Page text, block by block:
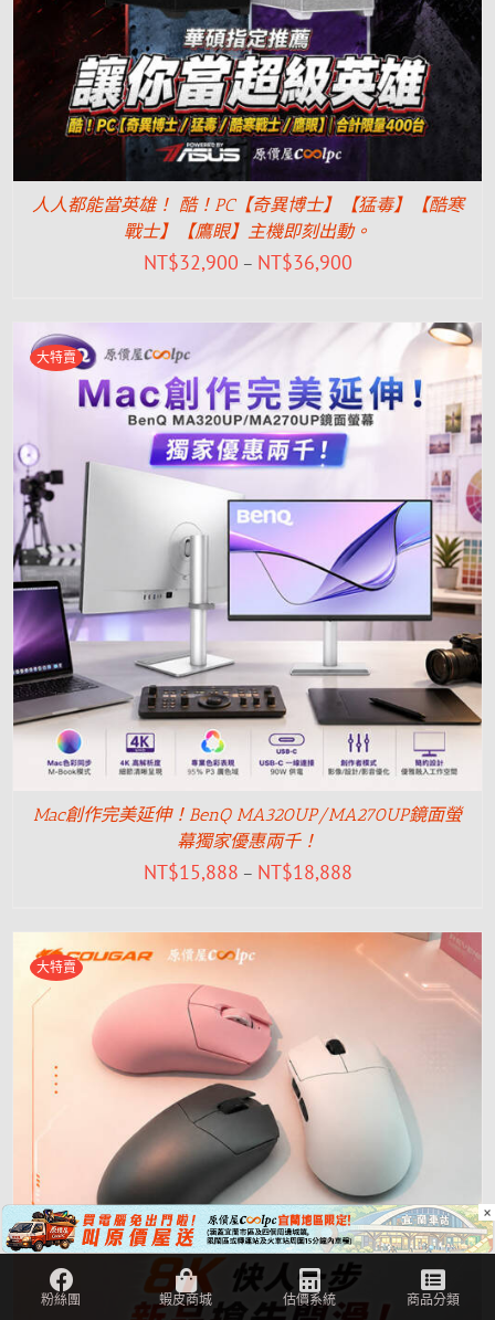
人人都能當英雄！ 酷！PC【奇異博士】【猛毒】【酷寒
戰士】【鷹眼】主機即刻出動。
NT$32,900 – NT$36,900
大特賣
Mac創作完美延伸！BenQ MA320UP/MA270UP鏡面螢
幕獨家優惠兩千！
NT$15,888 – NT$18,888
大特賣
×